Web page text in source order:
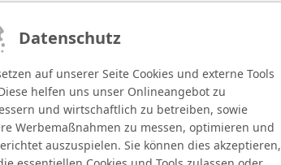
Datenschutz
auf unserer Seite Cookies und externe Tools
helfen uns unser Onlineangebot zu
und wirtschaftlich zu betreiben, sowie
Werbemaßnahmen zu messen, optimieren und
auszuspielen. Sie können dies akzeptieren,